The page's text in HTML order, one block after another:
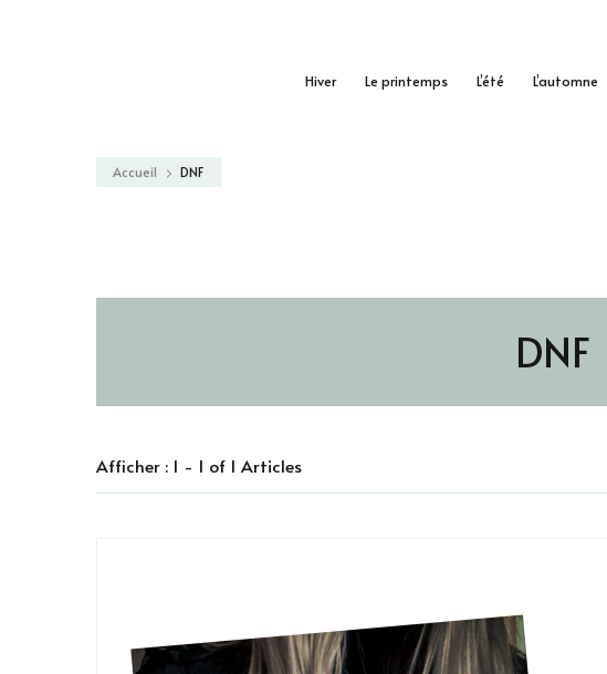
Hiver Le printemps L’été L’automne
Accueil DNF
DNF
Afficher : 1 - 1 of 1 Articles